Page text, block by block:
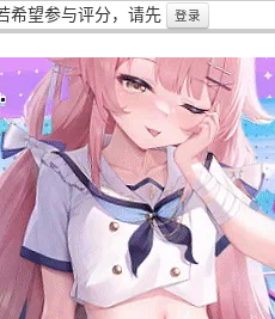
希望参与评分，请先
登录